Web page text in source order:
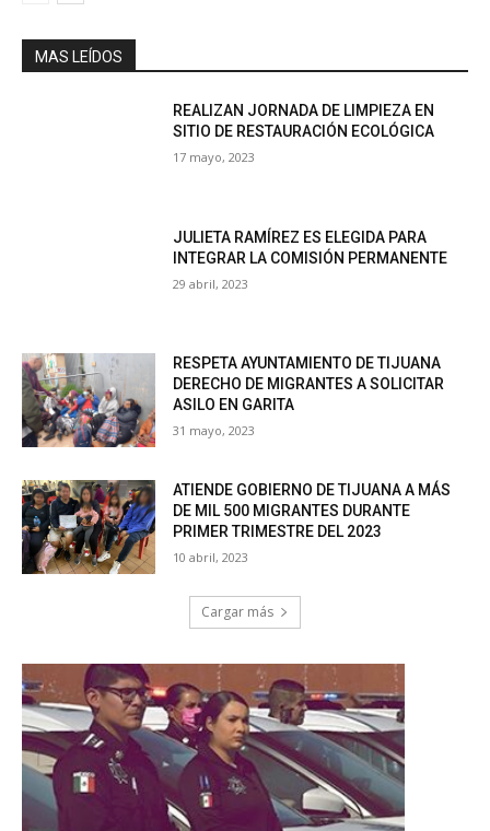
MAS LEÍDOS
REALIZAN JORNADA DE LIMPIEZA EN
SITIO DE RESTAURACIÓN ECOLÓGICA
17 mayo, 2023
JULIETA RAMÍREZ ES ELEGIDA PARA
INTEGRAR LA COMISIÓN PERMANENTE
29 abril, 2023
RESPETA AYUNTAMIENTO DE TIJUANA
DERECHO DE MIGRANTES A SOLICITAR
ASILO EN GARITA
31 mayo, 2023
ATIENDE GOBIERNO DE TIJUANA A MÁS
DE MIL 500 MIGRANTES DURANTE
PRIMER TRIMESTRE DEL 2023
10 abril, 2023
Cargar más